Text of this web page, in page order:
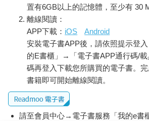
置有6GB以上的記憶體，至少有 30
離線閱讀：
APP下載： iOS
Android
安裝電子書APP後，請依照提示登
的E書櫃」→「電子書APP通行碼/載
碼再登入下載您所購買的電子書。完
書籍即可開始離線閱讀。
請至會員中心→電子書服務「我的e書